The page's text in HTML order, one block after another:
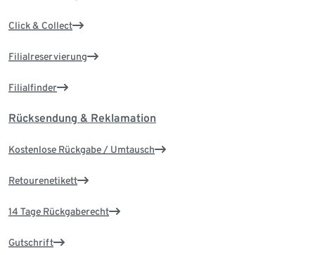
Click & Collect
Filialreservierung
Filialfinder
Rücksendung & Reklamation
Kostenlose Rückgabe / Umtausch
Retourenetikett
14 Tage Rückgaberecht
Gutschrift